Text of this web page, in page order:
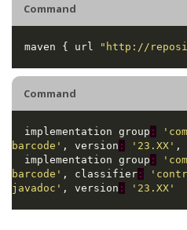
Command
  maven { url
"http://
Command
  implementation group
:
barcode' , version : '23.XX' ,
  implementation group
:
barcode' , classifier :
javadoc' , version : '23.XX'